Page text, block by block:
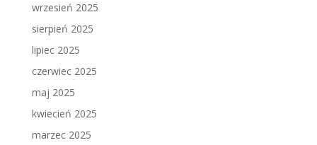
wrzesień 2025
sierpień 2025
lipiec 2025
czerwiec 2025
maj 2025
kwiecień 2025
marzec 2025